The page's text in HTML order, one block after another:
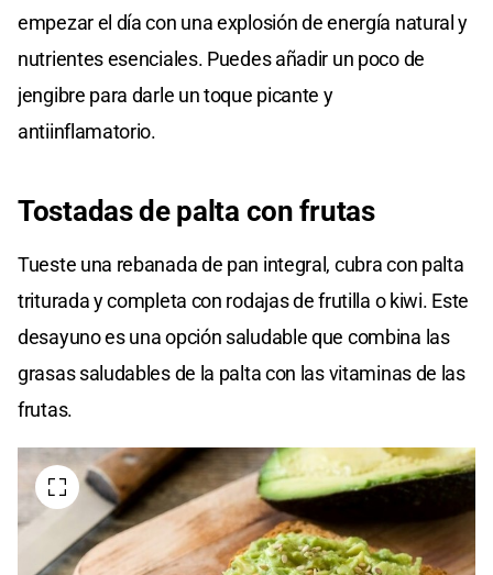
empezar el día con una explosión de energía natural y
nutrientes esenciales. Puedes añadir un poco de
jengibre para darle un toque picante y
antiinflamatorio.
Tostadas de palta con frutas
Tueste una rebanada de pan integral, cubra con palta
triturada y completa con rodajas de frutilla o kiwi. Este
desayuno es una opción saludable que combina las
grasas saludables de la palta con las vitaminas de las
frutas.